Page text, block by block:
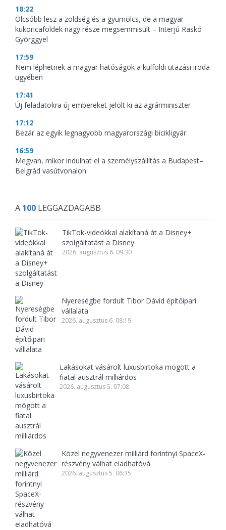
18:22
Olcsóbb lesz a zöldség és a gyümölcs, de a magyar
kukoricaföldek nagy része megsemmisült – Interjú Raskó
Györggyel
17:59
Nem léphetnek a magyar hatóságok a külföldi utazási iroda
ügyében
17:41
Új feladatokra új embereket jelölt ki az agrárminiszter
17:12
Bezár az egyik legnagyobb magyarországi bicikligyár
16:59
Megvan, mikor indulhat el a személyszállítás a Budapest–
Belgrád vasútvonalon
A 100 LEGGAZDAGABB
TikTok-videókkal alakítaná át a Disney+
szolgáltatást a Disney
2026. augusztus 6. 09:30
Nyereségbe fordult Tibor Dávid építőipari
vállalata
2026. augusztus 6. 08:19
Lakásokat vásárolt luxusbirtoka mögött a
fiatal ausztrál milliárdos
2026. augusztus 5. 07:08
Közel negyvenezer milliárd forintnyi SpaceX-
részvény válhat eladhatóvá
2026. augusztus 5. 06:35